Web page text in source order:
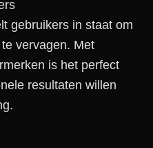
gebruikers in staat om
vervagen. Met
is het perfect
resultaten willen